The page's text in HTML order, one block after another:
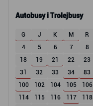
Autobusy i Trolejbusy
G J K M R
4
5 6 7 8
18
19 21 22 23
31
32 33 34 83
100
102 104 105 106
114
115 116 117 118